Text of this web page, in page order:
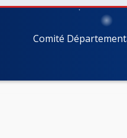
Comité